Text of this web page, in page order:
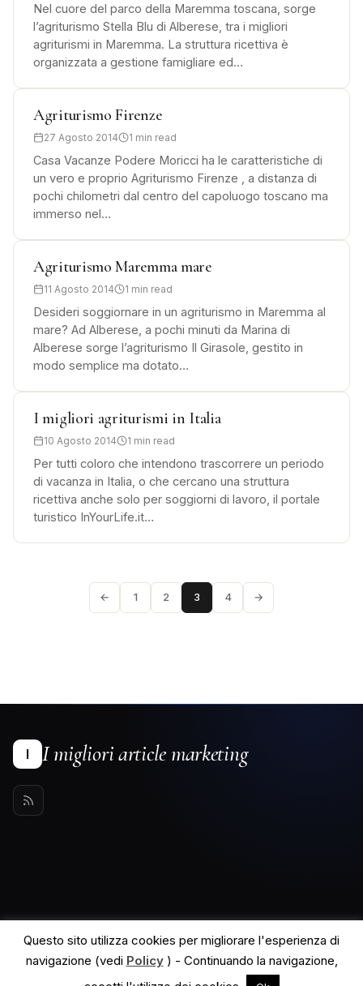
Nel cuore del parco della Maremma toscana, sorge
l’agriturismo Stella Blu di Alberese, tra i migliori
agriturismi in Maremma. La struttura ricettiva è
organizzata a gestione famigliare ed…
Agriturismo Firenze
27 Agosto 2014 1 min read
Casa Vacanze Podere Moricci ha le caratteristiche di
un vero e proprio Agriturismo Firenze , a distanza di
pochi chilometri dal centro del capoluogo toscano ma
immerso nel…
Agriturismo Maremma mare
11 Agosto 2014 1 min read
Desideri soggiornare in un agriturismo in Maremma al
mare? Ad Alberese, a pochi minuti da Marina di
Alberese sorge l’agriturismo Il Girasole, gestito in
modo semplice ma dotato…
I migliori agriturismi in Italia
10 Agosto 2014 1 min read
Per tutti coloro che intendono trascorrere un periodo
di vacanza in Italia, o che cercano una struttura
ricettiva anche solo per soggiorni di lavoro, il portale
turistico InYourLife.it…
← 1 2 3 4 →
I I migliori article marketing
© 2026 I migliori article marketing. All rights reserved.
MyWiki WordPress Theme
Questo sito utilizza cookies per migliorare l'esperienza di
navigazione (vedi Policy) - Continuando la navigazione,